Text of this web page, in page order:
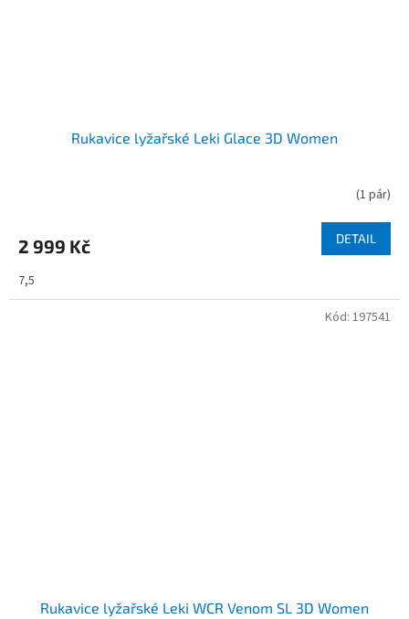
Rukavice lyžařské Leki Glace 3D Women
(1 pár)
2 999 Kč DETAIL
7,5
Rukavice lyžařské Leki WCR Venom SL 3D Women
Kód: 197541